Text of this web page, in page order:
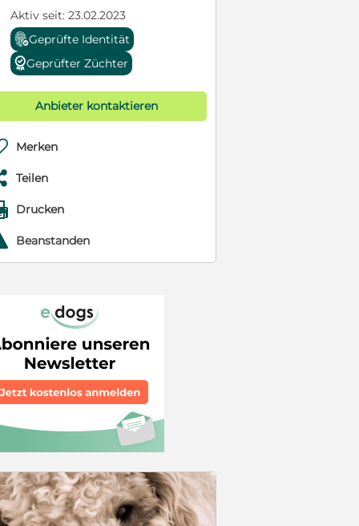
Aktiv seit: 23.02.2023
Geprüfte Identität
Geprüfter Züchter
Anbieter kontaktieren
Merken
Teilen
Drucken
Beanstanden